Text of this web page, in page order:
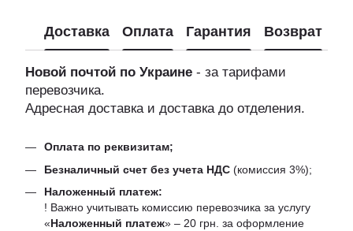
Доставка Оплата Гарантия Возврат
Новой почтой по Украине - за тарифами
перевозчика.
Адресная доставка и доставка до отделения.
Оплата по реквизитам;
Безналичный счет без учета НДС (комиссия 3%);
Наложенный платеж:
! Важно учитывать комиссию перевозчика за услугу
«Наложенный платеж» – 20 грн. за оформление